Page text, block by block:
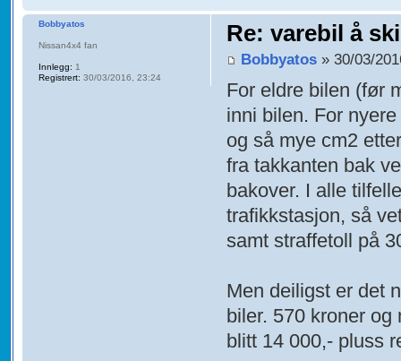
Re: varebil å
Bobbyatos » 30/03/
For eldre bilen (før
inni bilen. For
og så mye cm2
fra takkanten bak
bakover. I alle
trafikkstasjon, så
samt straffetoll på
Men deiligst er det
biler. 570 kroner
blitt 14 000,- pluss
Bobbyatos
Nissan4x4 fan
Innlegg: 1
Registrert: 30/03/2016, 23:24